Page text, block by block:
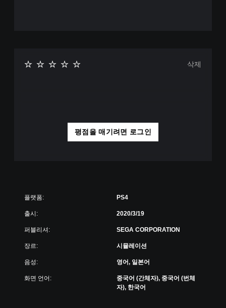
평점을 매기려면 로그인
삭제
플랫폼: PS4
출시: 2020/3/19
퍼블리셔: SEGA CORPORATION
장르: 시뮬레이션
음성: 영어, 일본어
화면 언어:
중국어 (간체자), 중국어 (번체
자), 한국어